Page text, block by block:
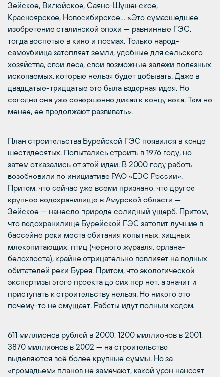
Зейское, Вилюйское, Саяно-Шушенское,
Красноярское, Новосибирское… «Это сумасшедшее
изобретение сталинской эпохи — равнинные ГЭС,
тогда воспетые в кино и поэмах. Только народ-
самоубийца затопляет земли, удобные для сельского
хозяйства, свои леса, свои возможные залежи полезных
ископаемых, которые нельзя будет добывать. Даже в
двадцатые-тридцатые это была вздорная идея. Но
сегодня она уже совершенно дикая к концу века. Тем не
менее, ее продолжают развивать».
План строительства Бурейской ГЭС появился в конце
шестидесятых. Попытались строить в 1976 году, но
затем отказались от этой идеи. В 2000 году работы
возобновили по инициативе РАО «ЕЭС России».
Притом, что сейчас уже всеми признано, что другое
крупное водохранилище в Амурской области —
Зейское — нанесло природе солидный ущерб. Притом,
что водохранилище Бурейской ГЭС затопит лучшие в
бассейне реки места обитания копытных, хищных
млекопитающих, птиц (черного журавля, орлана-
белохвоста), крайне отрицательно повлияет на водных
обитателей реки Бурея. Притом, что экологической
экспертизы этого проекта до сих пор нет, а значит и
приступать к строительству нельзя. Но никого это
почему-то не смущает. Работы идут полным ходом.
611 миллионов рублей в 2000, 1200 миллионов в 2001,
3870 миллионов в 2002 — на строительство
выделяются всё более крупные суммы. Но за
«громадьем» планов не замечают, какой урон наносят